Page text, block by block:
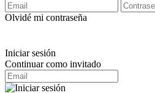
Olvidé mi contraseña
Iniciar sesión
Continuar como invitado